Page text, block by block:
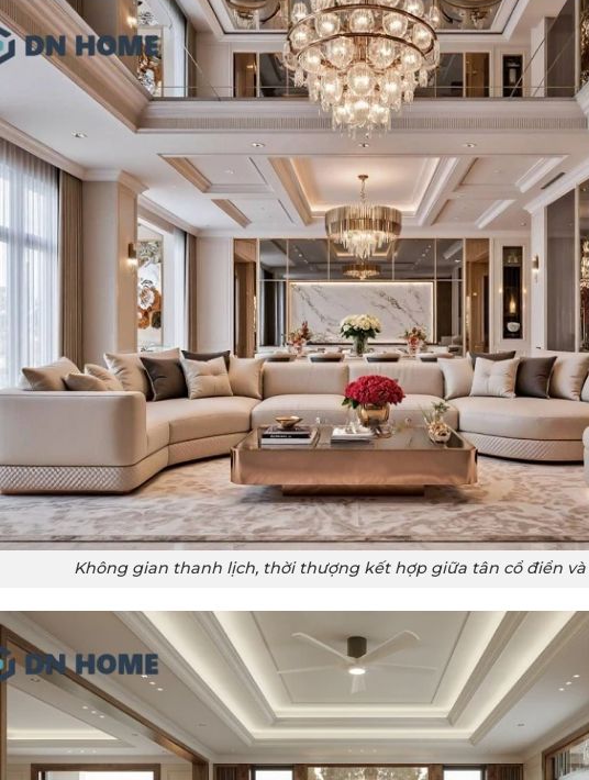
Không gian thanh lịch, thời thượng kết hợp giữa tân cổ điển